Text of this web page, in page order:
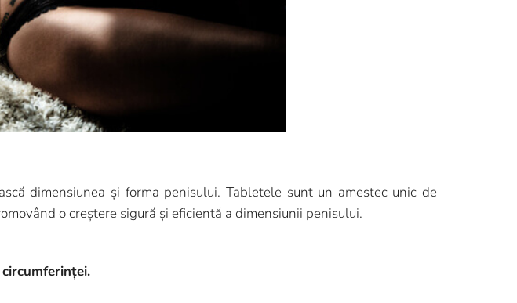
dimensiunea și forma penisului. Tabletele sunt un amestec unic de
o creștere sigură și eficientă a dimensiunii penisului.